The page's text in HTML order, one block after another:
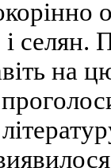
і
на